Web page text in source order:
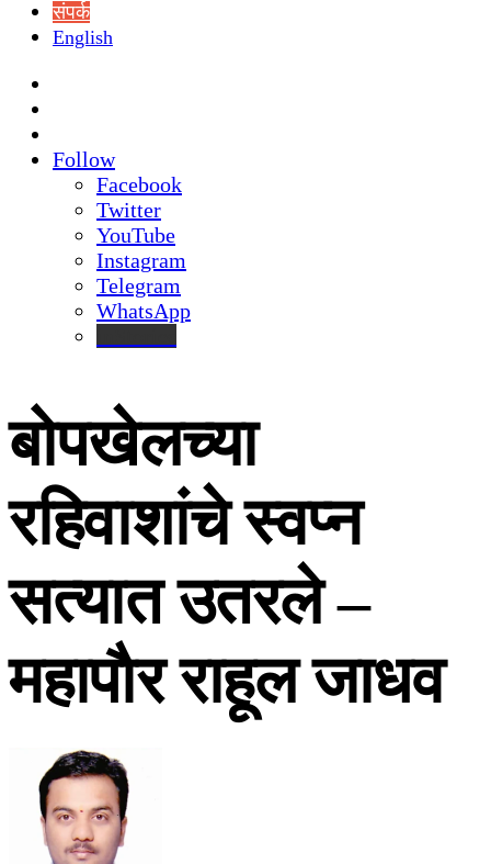
संपर्क
English
Follow
Facebook
Twitter
YouTube
Instagram
Telegram
WhatsApp
बोपखेलच्या
रहिवाशांचे स्वप्न
सत्यात उतरले –
महापाैर राहूल जाधव